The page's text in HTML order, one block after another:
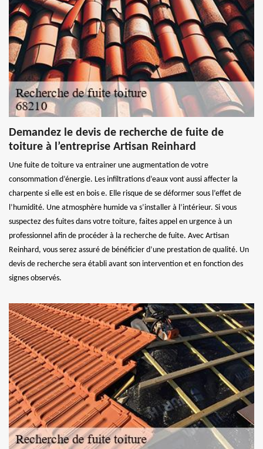
Demandez le devis de recherche de fuite de
toiture à l’entreprise Artisan Reinhard
Une fuite de toiture va entrainer une augmentation de votre
consommation d’énergie. Les infiltrations d’eaux vont aussi affecter la
charpente si elle est en bois e. Elle risque de se déformer sous l’effet de
l’humidité. Une atmosphère humide va s’installer à l’intérieur. Si vous
suspectez des fuites dans votre toiture, faites appel en urgence à un
professionnel afin de procéder à la recherche de fuite. Avec Artisan
Reinhard, vous serez assuré de bénéficier d’une prestation de qualité. Un
devis de recherche sera établi avant son intervention et en fonction des
signes observés.